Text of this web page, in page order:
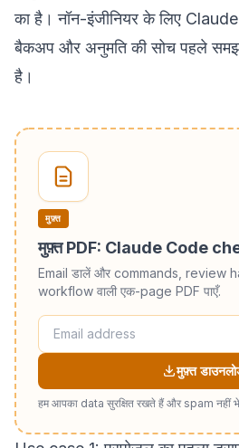
का है।नॉन-इंजीनियर के लिए
बैकअप और अनुमति की सोच पहले समझ
है।
मुफ़्त
मुफ़्त PDF: Claude Code
Email डालें और commands, review
workflow वाली एक-page PDF पाएँ.
मुफ़्त
हम आपका data सुरक्षित रखते हैं और spam नहीं